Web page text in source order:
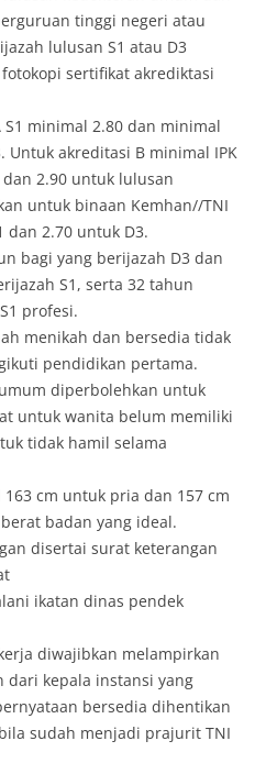
tinggi negeri atau
lulusan S1 atau D3
sertifikat akrediktasi
S1 minimal 2.80 dan minimal
Untuk akreditasi B minimal IPK
2.90 untuk lulusan
untuk binaan Kemhan//TNI
dan 2.70 untuk D3.
bagi yang berijazah D3 dan
S1, serta 32 tahun
profesi.
menikah dan bersedia tidak
pendidikan pertama.
diperbolehkan untuk
untuk wanita belum memiliki
tidak hamil selama
cm untuk pria dan 157 cm
badan yang ideal.
disertai surat keterangan
ikatan dinas pendek
diwajibkan melampirkan
kepala instansi yang
bersedia dihentikan
sudah menjadi prajurit TNI